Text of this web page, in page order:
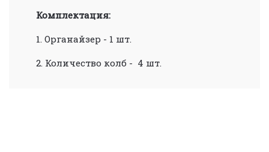
Комплектация:
1. Органайзер - 1 шт.
2. Количество колб - 4 шт.